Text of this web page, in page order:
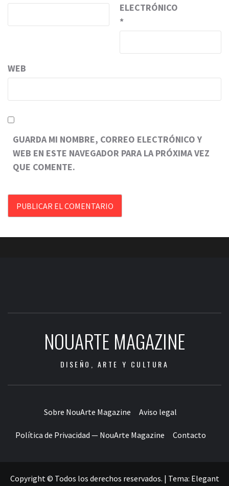
ELECTRÓNICO
*
WEB
GUARDA MI NOMBRE, CORREO ELECTRÓNICO Y
WEB EN ESTE NAVEGADOR PARA LA PRÓXIMA VEZ
QUE COMENTE.
NOUARTE MAGAZINE
DISEÑO, ARTE Y CULTURA
Sobre NouArte Magazine Aviso legal
Política de Privacidad — NouArte Magazine Contacto
Copyright © Todos los derechos reservados. | Tema: Elegant